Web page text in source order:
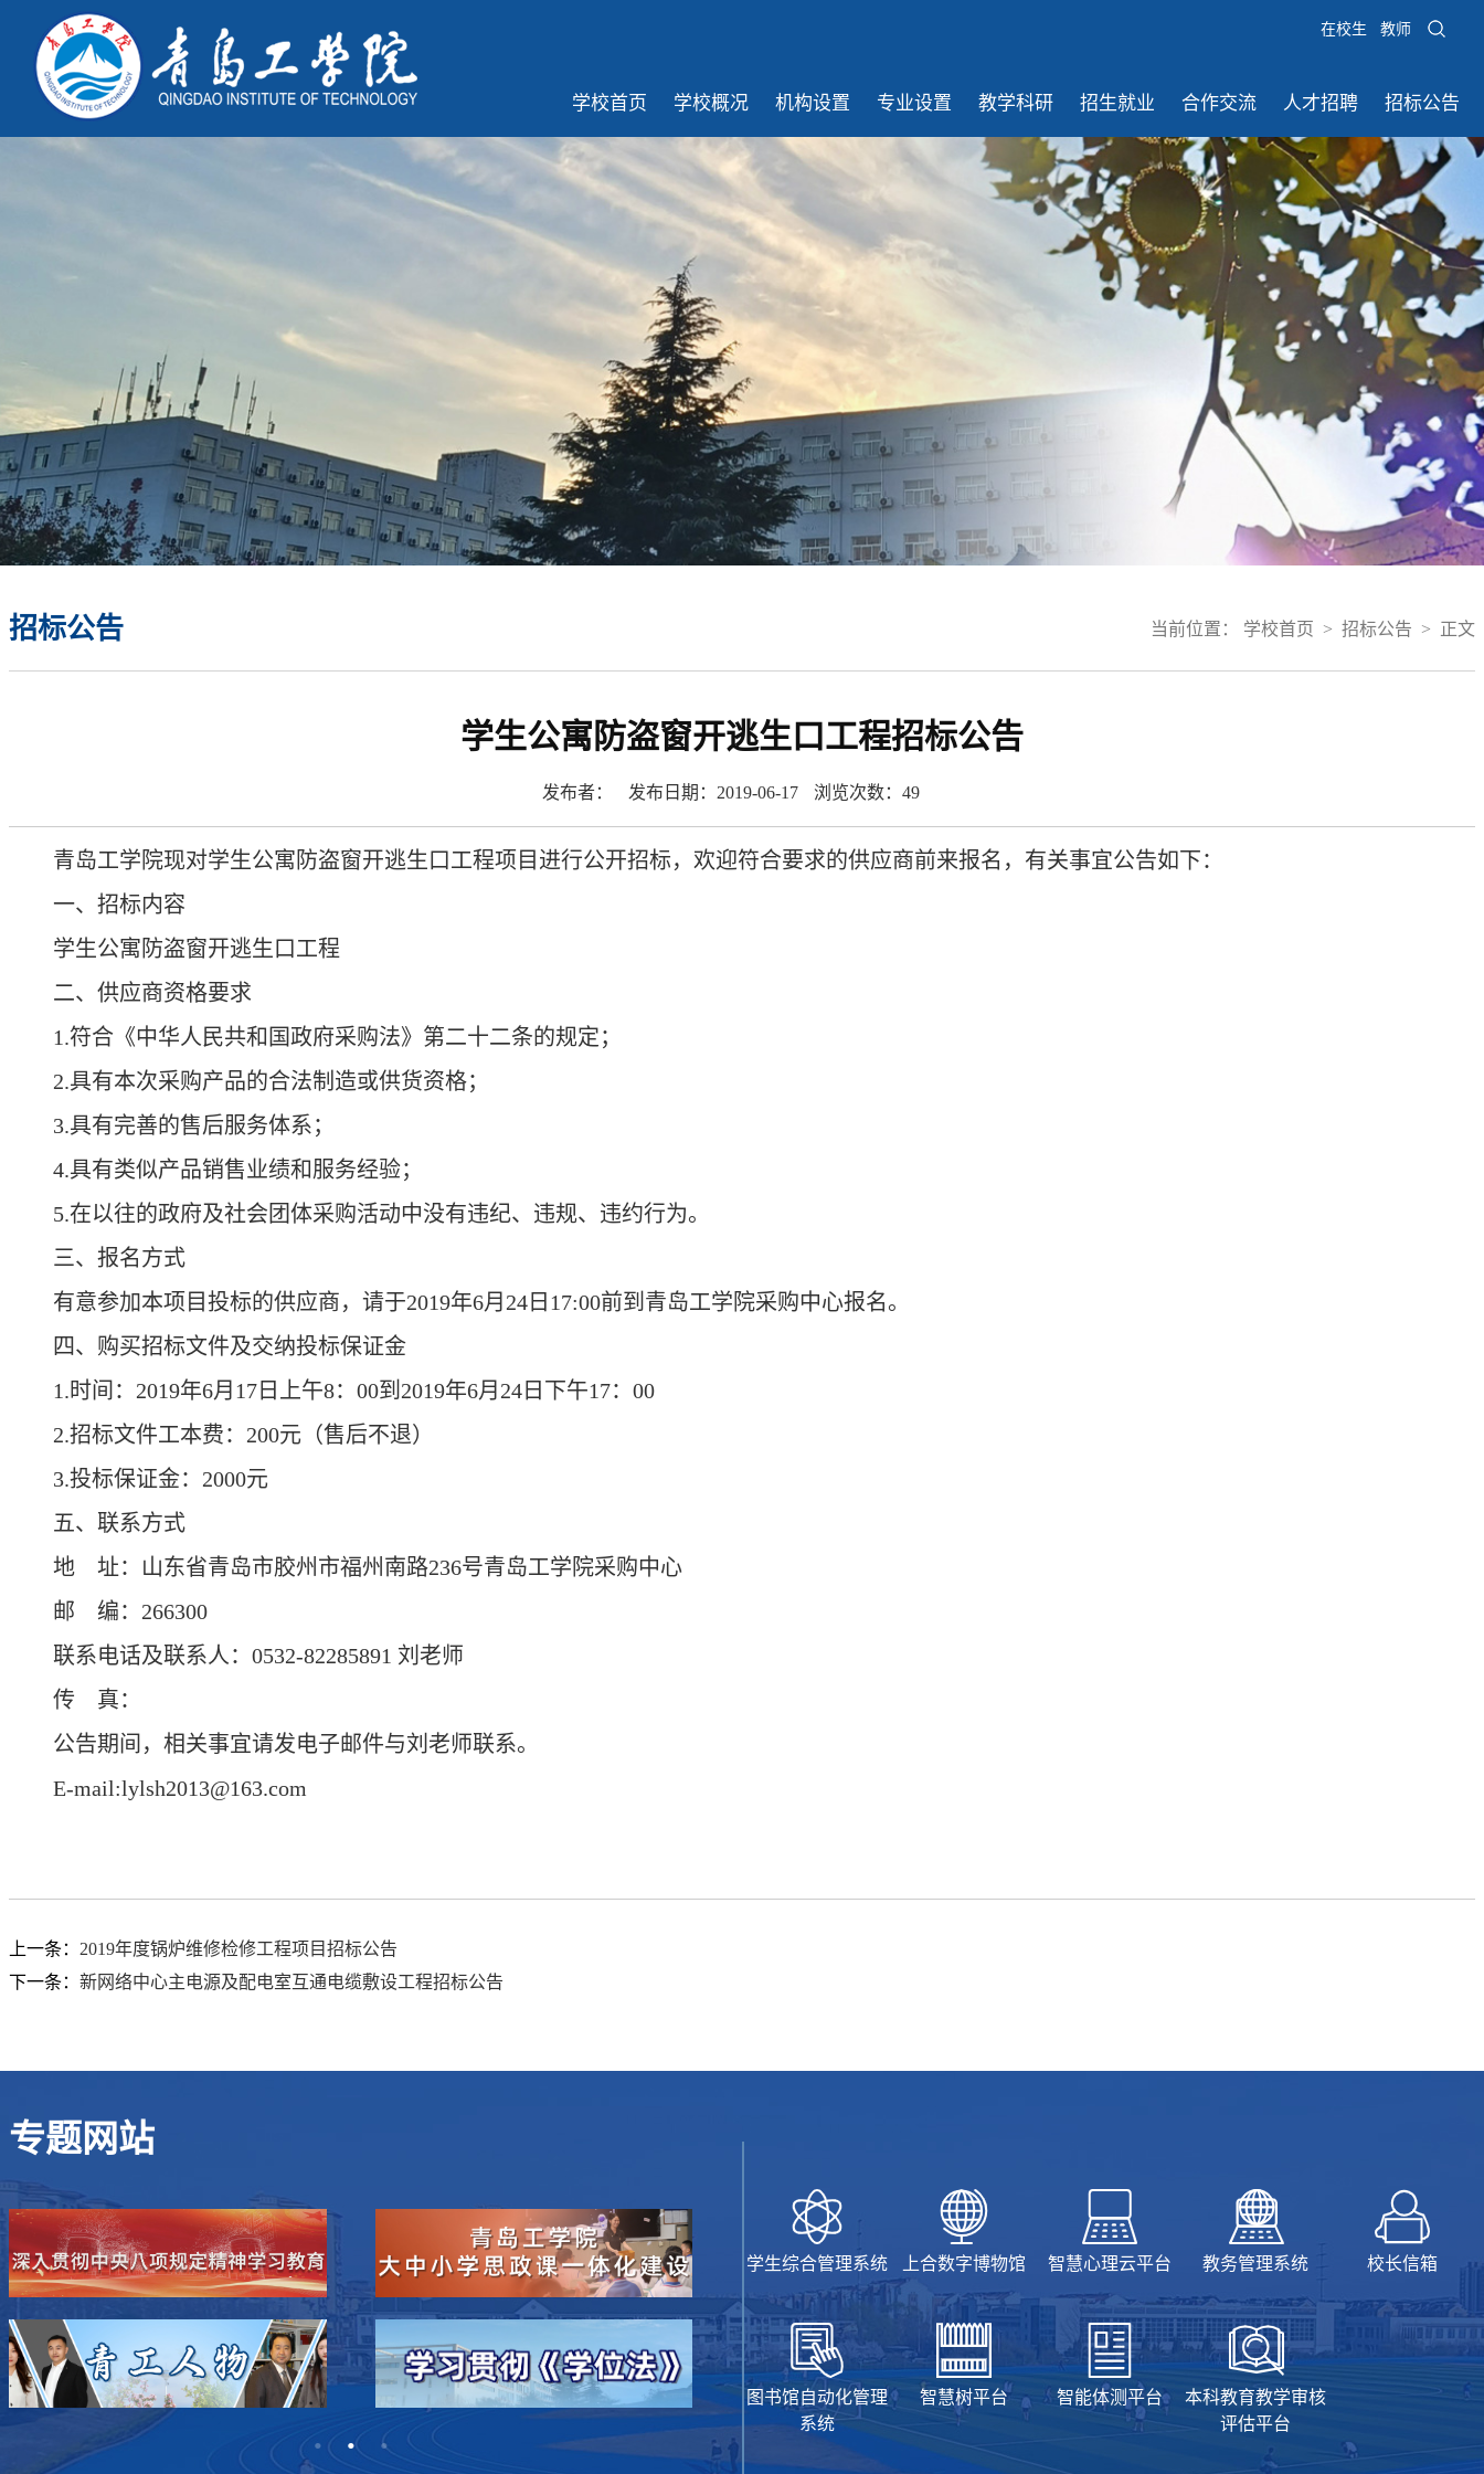
在校生 教师
学校首页 学校概况 机构设置 专业设置 教学科研 招生就业 合作交流 人才招聘 招标公告
当前位置： 学校首页 > 招标公告 > 正文
招标公告
学生公寓防盗窗开逃生口工程招标公告
发布者： 发布日期：2019-06-17 浏览次数： 49
青岛工学院现对学生公寓防盗窗开逃生口工程项目进行公开招标，欢迎符合要求的供应商前来报名，有关事宜公告如下：
一、招标内容
学生公寓防盗窗开逃生口工程
二、供应商资格要求
1.符合《中华人民共和国政府采购法》第二十二条的规定；
2.具有本次采购产品的合法制造或供货资格；
3.具有完善的售后服务体系；
4.具有类似产品销售业绩和服务经验；
5.在以往的政府及社会团体采购活动中没有违纪、违规、违约行为。
三、报名方式
有意参加本项目投标的供应商，请于2019年6月24日17:00前到青岛工学院采购中心报名。
四、购买招标文件及交纳投标保证金
1.时间：2019年6月17日上午8：00到2019年6月24日下午17：00
2.招标文件工本费：200元（售后不退）
3.投标保证金：2000元
五、联系方式
地 址：山东省青岛市胶州市福州南路236号青岛工学院采购中心
邮 编：266300
联系电话及联系人：0532-82285891 刘老师
传 真：
公告期间，相关事宜请发电子邮件与刘老师联系。
E-mail:lylsh2013@163.com
上一条： 2019年度锅炉维修检修工程项目招标公告
下一条： 新网络中心主电源及配电室互通电缆敷设工程招标公告
专题网站
学生综合管理系统 上合数字博物馆 智慧心理云平台 教务管理系统 校长信箱
图书馆自动化管理
系统
智慧树平台 智能体测平台
本科教育教学审核
评估平台